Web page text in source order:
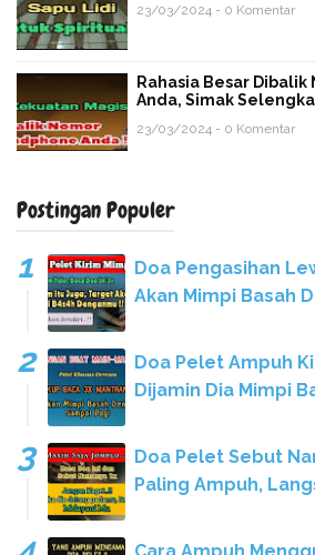
23/03/2024 - 0 Komentar
Rahasia Besar Dibalik
Anda, Simak
23/03/2024 - 0 Komentar
Postingan Populer
Doa Pengasihan
Akan Mimpi Basah
Doa Pelet Ampuh
Dijamin Dia Mimpi
Doa Pelet Sebut
Paling Ampuh,